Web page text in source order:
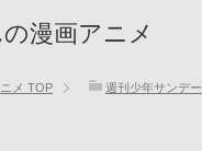
漫画アニメ
メ TOP 週刊少年サンデー